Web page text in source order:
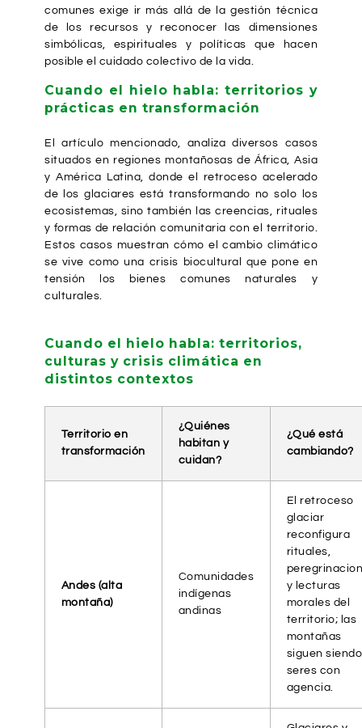
comunes exige ir más allá de la gestión técnica
de los recursos y reconocer las dimensiones
simbólicas, espirituales y políticas que hacen
posible el cuidado colectivo de la vida.
Cuando el hielo habla: territorios y
prácticas en transformación
El artículo mencionado, analiza diversos casos
situados en regiones montañosas de África, Asia
y América Latina, donde el retroceso acelerado
de los glaciares está transformando no solo los
ecosistemas, sino también las creencias, rituales
y formas de relación comunitaria con el territorio.
Estos casos muestran cómo el cambio climático
se vive como una crisis biocultural que pone en
tensión los bienes comunes naturales y
culturales.
Cuando el hielo habla: territorios,
culturas y crisis climática en
distintos contextos
Territorio en
transformación
¿Quiénes
habitan y
cuidan?
¿Qué está
cambiando?
Andes (alta
montaña)
Comunidades
indígenas
andinas
El retroceso
glaciar
reconfigura
rituales,
y lecturas
morales del
territorio; las
montañas
siguen siendo
seres con
agencia.